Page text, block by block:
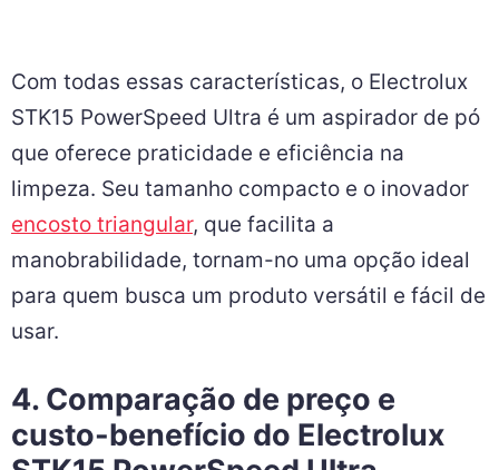
Com todas essas características, o Electrolux
STK15 PowerSpeed Ultra é um aspirador de pó
que oferece praticidade e eficiência na
limpeza. Seu tamanho compacto e o inovador
encosto triangular, que facilita a
manobrabilidade, tornam-no uma opção ideal
para quem busca um produto versátil e fácil de
usar.
4. Comparação de preço e
custo-benefício do Electrolux